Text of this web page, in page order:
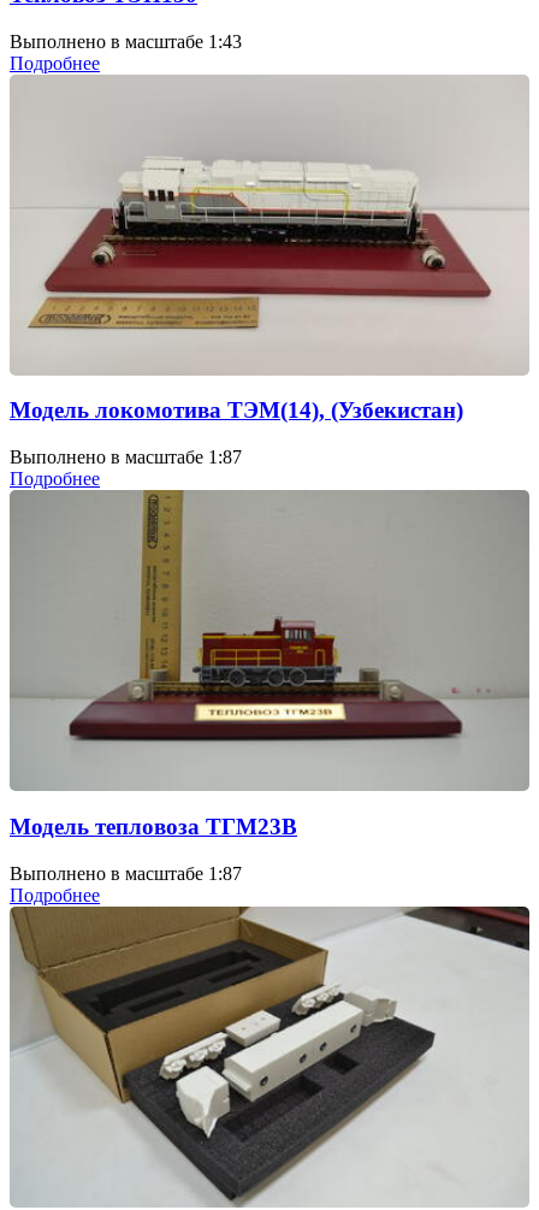
Выполнено в масштабе 1:43
Подробнее
Модель локомотива ТЭМ(14), (Узбекистан)
Выполнено в масштабе 1:87
Подробнее
Модель тепловоза ТГМ23В
Выполнено в масштабе 1:87
Подробнее